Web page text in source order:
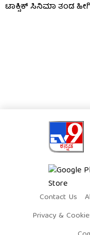
ಟಾಕ್ಸಿಕ್​​​ ಸಿನಿಮಾ ತಂಡ
Contact Us
Privacy &